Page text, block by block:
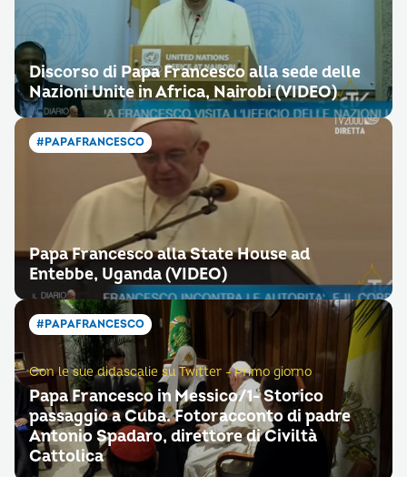
Discorso di Papa Francesco alla sede delle
Nazioni Unite in Africa, Nairobi (VIDEO)
#PAPAFRANCESCO
Papa Francesco alla State House ad
Entebbe, Uganda (VIDEO)
#PAPAFRANCESCO
Con le sue didascalie su Twitter - Primo giorno
Papa Francesco in Messico/1- Storico
passaggio a Cuba. Fotoracconto di padre
Antonio Spadaro, direttore di Civiltà
Cattolica